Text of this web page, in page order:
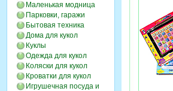
Маленькая модница
Парковки, гаражи
Бытовая техника
Дома для кукол
Куклы
Одежда для кукол
Коляски для кукол
Кроватки для кукол
Игрушечная посуда и